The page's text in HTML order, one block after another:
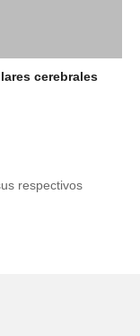
cerebrales
respectivos